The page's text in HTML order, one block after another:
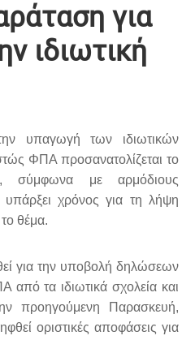
για
ιδιωτική
υπαγωγή των ιδιωτικών
ΦΠΑ προσανατολίζεται το
σύμφωνα με αρμόδιους
χρόνος για τη λήψη
θέμα.
για την υποβολή δηλώσεων
τα ιδιωτικά σχολεία και
προηγούμενη Παρασκευή,
οριστικές αποφάσεις για